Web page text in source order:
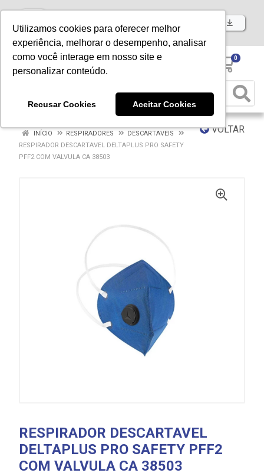
Utilizamos cookies para oferecer melhor
experiência, melhorar o desempenho, analisar
como você interage em nosso site e
personalizar conteúdo.
Recusar Cookies Aceitar Cookies
Baixe já nosso APP
0
VOLTAR
INÍCIO RESPIRADORES
DESCARTAVEIS
RESPIRADOR DESCARTAVEL DELTAPLUS PRO SAFETY
PFF2 COM VALVULA CA 38503
RESPIRADOR DESCARTAVEL
DELTAPLUS PRO SAFETY PFF2
COM VALVULA CA 38503